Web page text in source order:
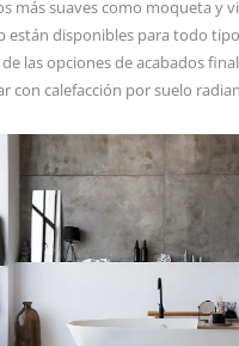
más suaves como moqueta y
están disponibles para todo
las opciones de acabados
con calefacción por suelo